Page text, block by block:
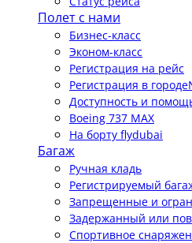
Полет с нами
Бизнес-класс
Эконом-класс
Регистрация на рейс
Регистрация в городе
Доступность и
Boeing 737 MAX
На борту flydubai
Багаж
Ручная кладь
Регистрируемый
Запрещенные и
Задержанный или
Спортивное